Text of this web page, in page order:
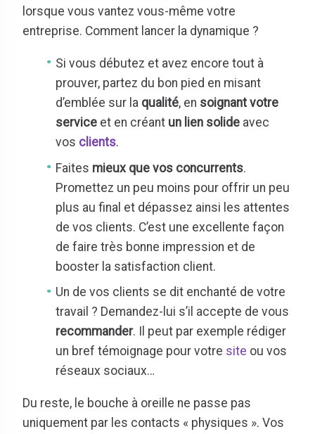
lorsque vous vantez vous-même votre
entreprise. Comment lancer la dynamique ?
Si vous débutez et avez encore tout à
prouver, partez du bon pied en misant
d’emblée sur la qualité, en soignant votre
service et en créant un lien solide avec
vos clients.
Faites mieux que vos concurrents.
Promettez un peu moins pour offrir un peu
plus au final et dépassez ainsi les attentes
de vos clients. C’est une excellente façon
de faire très bonne impression et de
booster la satisfaction client.
Un de vos clients se dit enchanté de votre
travail ? Demandez-lui s’il accepte de vous
recommander. Il peut par exemple rédiger
un bref témoignage pour votre site ou vos
réseaux sociaux…
Du reste, le bouche à oreille ne passe pas
uniquement par les contacts « physiques ». Vos